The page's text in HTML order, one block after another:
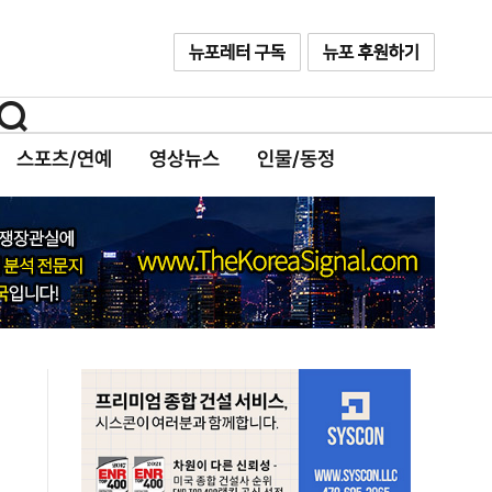
스포츠/연예 영상뉴스 인물/동정